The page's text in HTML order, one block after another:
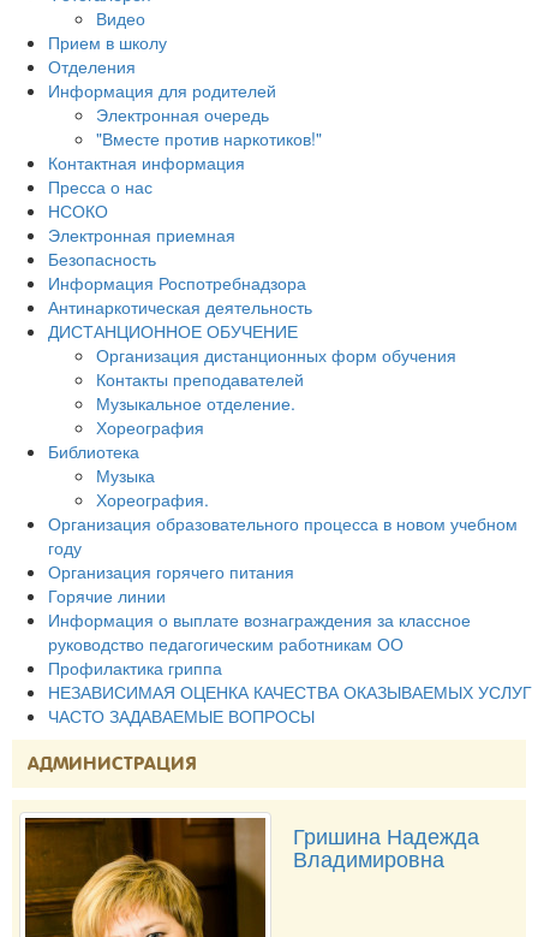
Видео
Прием в школу
Отделения
Информация для родителей
Электронная очередь
"Вместе против наркотиков!"
Контактная информация
Пресса о нас
НСОКО
Электронная приемная
Безопасность
Информация Роспотребнадзора
Антинаркотическая деятельность
ДИСТАНЦИОННОЕ ОБУЧЕНИЕ
Организация дистанционных форм обучения
Контакты преподавателей
Музыкальное отделение.
Хореография
Библиотека
Музыка
Хореография.
Организация образовательного процесса в новом учебном
году
Организация горячего питания
Горячие линии
Информация о выплате вознаграждения за классное
руководство педагогическим работникам ОО
Профилактика гриппа
НЕЗАВИСИМАЯ ОЦЕНКА КАЧЕСТВА ОКАЗЫВАЕМЫХ УСЛУГ
ЧАСТО ЗАДАВАЕМЫЕ ВОПРОСЫ
АДМИНИСТРАЦИЯ
Гришина Надежда
Владимировна